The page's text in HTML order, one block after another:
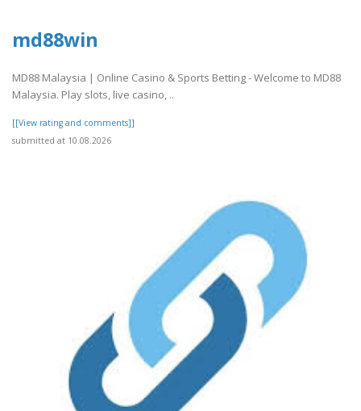
md88win
MD88 Malaysia | Online Casino & Sports Betting - Welcome to MD88
Malaysia. Play slots, live casino, ..
[[View rating and comments]]
submitted at 10.08.2026